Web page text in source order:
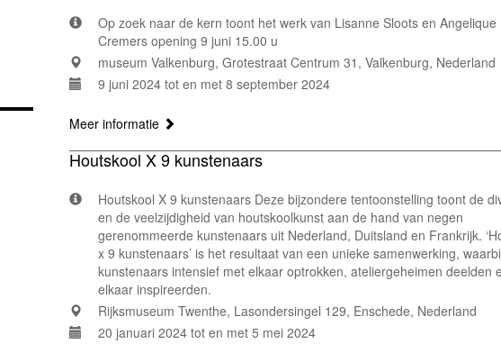
Op zoek naar de kern toont het werk van Lisanne Sloots en Angelique
Cremers opening 9 juni 15.00 u
museum Valkenburg, Grotestraat Centrum 31, Valkenburg, Nederland
9 juni 2024 tot en met 8 september 2024
Meer informatie
Houtskool X 9 kunstenaars
Houtskool X 9 kunstenaars Deze bijzondere tentoonstelling toont de
en de veelzijdigheid van houtskoolkunst aan de hand van negen
gerenommeerde kunstenaars uit Nederland, Duitsland en Frankrijk.
x 9 kunstenaars’ is het resultaat van een unieke samenwerking,
kunstenaars intensief met elkaar optrokken, ateliergeheimen deelden
elkaar inspireerden.
Rijksmuseum Twenthe, Lasondersingel 129, Enschede, Nederland
20 januari 2024 tot en met 5 mei 2024